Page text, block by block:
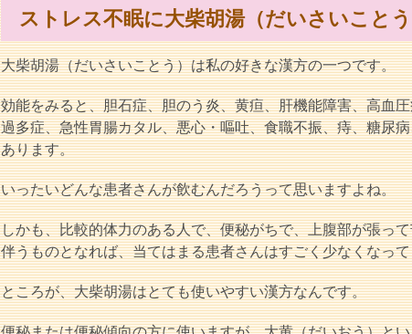
ストレス不眠に大柴胡湯（だいさいことう
大柴胡湯（だいさいことう）は私の好きな漢方の一つです。
効能をみると、胆石症、胆のう炎、黄疸、肝機能障害、高血
過多症、急性胃腸カタル、悪心・嘔吐、食職不振、痔、糖尿
あります。
いったいどんな患者さんが飲むんだろうって思いますよね。
しかも、比較的体力のある人で、便秘がちで、上腹部が張っ
伴うものとなれば、当てはまる患者さんはすごく少なくなっ
ところが、大柴胡湯はとても使いやすい漢方なんです。